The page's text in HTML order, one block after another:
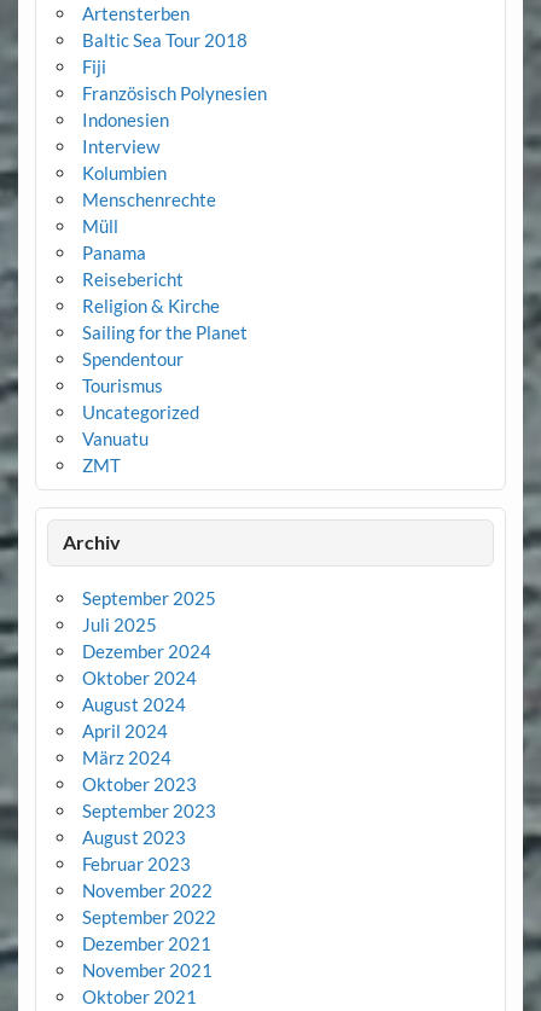
Artensterben
Baltic Sea Tour 2018
Fiji
Französisch Polynesien
Indonesien
Interview
Kolumbien
Menschenrechte
Müll
Panama
Reisebericht
Religion & Kirche
Sailing for the Planet
Spendentour
Tourismus
Uncategorized
Vanuatu
ZMT
Archiv
September 2025
Juli 2025
Dezember 2024
Oktober 2024
August 2024
April 2024
März 2024
Oktober 2023
September 2023
August 2023
Februar 2023
November 2022
September 2022
Dezember 2021
November 2021
Oktober 2021